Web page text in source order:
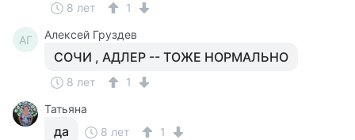
8 лет 1
АГ Алексей Груздев
СОЧИ , АДЛЕР -- ТОЖЕ НОРМАЛЬНО
8 лет
1
Татьяна
да 8 лет 1